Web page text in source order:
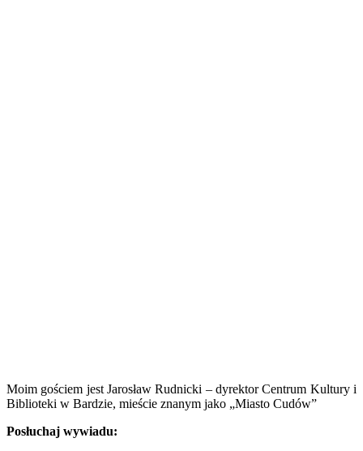
Moim gościem jest Jarosław Rudnicki – dyrektor Centrum Kultury i
Biblioteki w Bardzie, mieście znanym jako „Miasto Cudów”
Posłuchaj wywiadu: